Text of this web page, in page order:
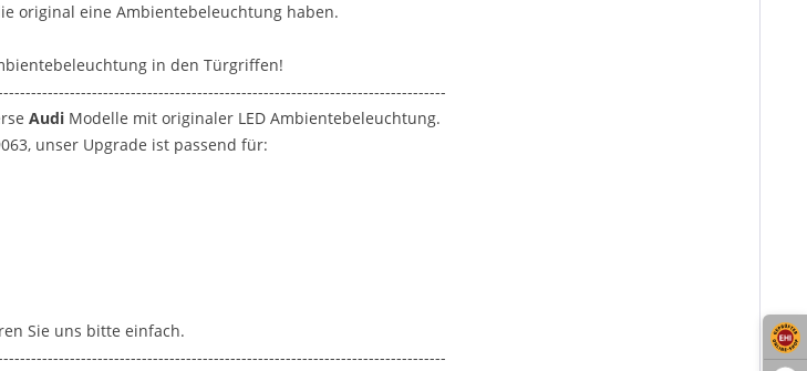
original eine Ambientebeleuchtung haben.
in den Türgriffen!
Audi Modelle mit originaler LED Ambientebeleuchtung.
unser Upgrade ist passend für:
Sie uns bitte einfach.